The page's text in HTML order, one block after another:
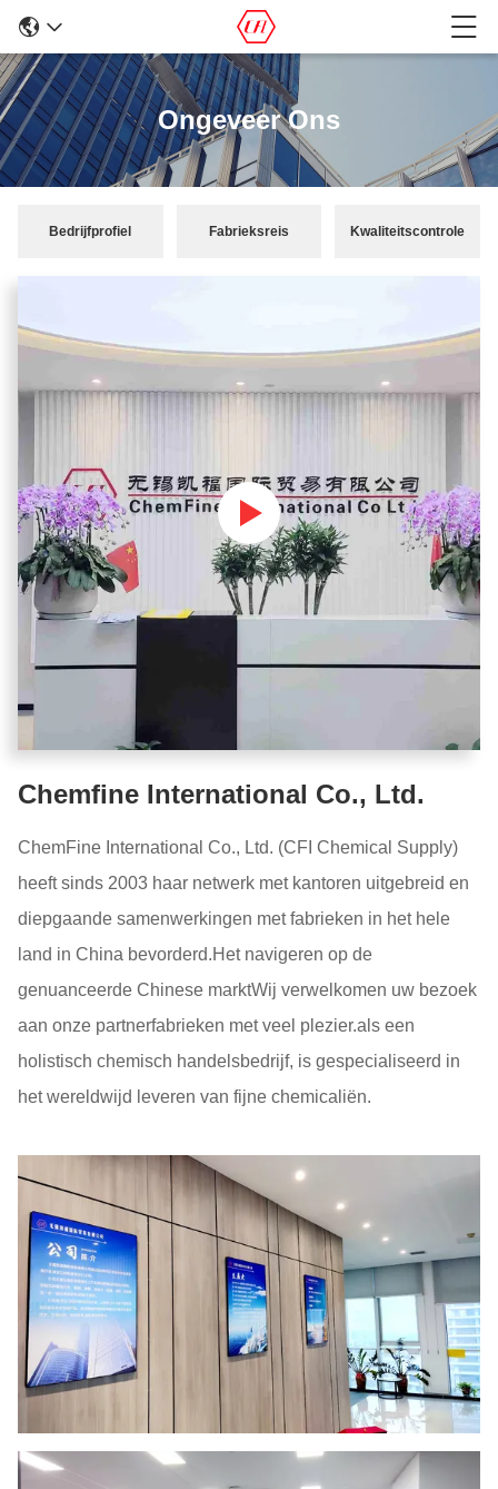
Ongeveer Ons
Bedrijfprofiel Fabrieksreis Kwaliteitscontrole
Chemfine International Co., Ltd.
ChemFine International Co., Ltd. (CFI Chemical Supply)
heeft sinds 2003 haar netwerk met kantoren uitgebreid en
diepgaande samenwerkingen met fabrieken in het hele
land in China bevorderd.Het navigeren op de
genuanceerde Chinese marktWij verwelkomen uw bezoek
aan onze partnerfabrieken met veel plezier.als een
holistisch chemisch handelsbedrijf, is gespecialiseerd in
het wereldwijd leveren van fijne chemicaliën.